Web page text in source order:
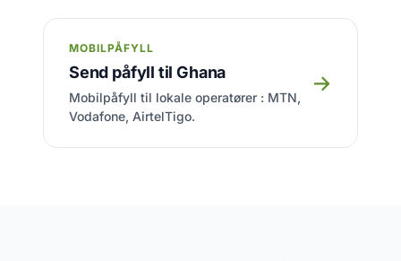
MOBILPÅFYLL
Send påfyll til Ghana
Mobilpåfyll til lokale operatører : MTN,
Vodafone, AirtelTigo.
→